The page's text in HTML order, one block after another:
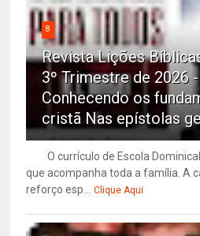
8
Revista Lições
3º Trimestre de 2026
Conhecendo os
cristã Nas epístolas
O currículo de Escola Dominical
que acompanha toda a família. A
reforço esp... Clique Aqui